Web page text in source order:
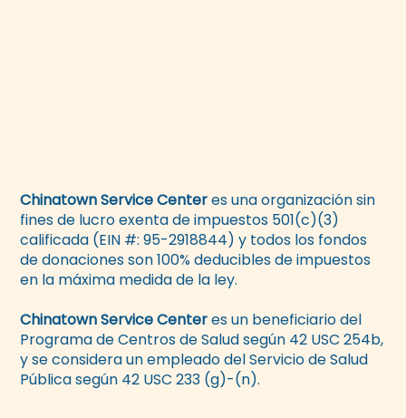
Chinatown Service Centeres una organización sin
fines de lucro exenta de impuestos 501(c)(3)
calificada (EIN #: 95-2918844) y todos los fondos
de donaciones son 100% deducibles de impuestos
en la máxima medida de la ley.
Chinatown Service Centeres un beneficiario del
Programa de Centros de Salud según 42 USC 254b,
y se considera un empleado del Servicio de Salud
Pública según 42 USC 233 (g)-(n).